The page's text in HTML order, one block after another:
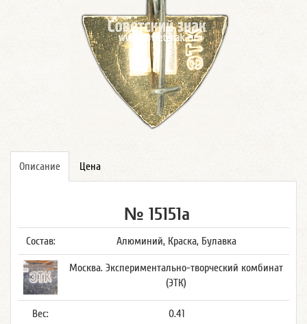
Описание Цена
№ 15151а
Состав: Алюминий, Краска, Булавка
Москва. Экспериментально-творческий комбинат
(ЭТК)
Вес: 0.41